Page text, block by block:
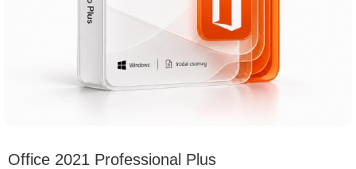
Office 2021 Professional Plus